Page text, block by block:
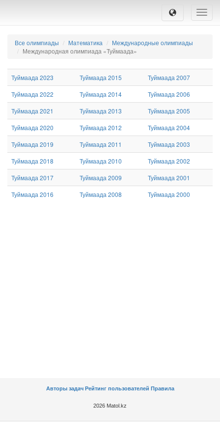
Toggle
Все олимпиады Математика
Международные олимпиады
Международная олимпиада «Туймаада»
Туймаада 2023 Туймаада 2015
Туймаада 2007
Туймаада 2022
Туймаада 2014
Туймаада 2006
Туймаада 2021
Туймаада 2013
Туймаада 2005
Туймаада 2020
Туймаада 2012
Туймаада 2004
Туймаада 2019
Туймаада 2011
Туймаада 2003
Туймаада 2018
Туймаада 2010
Туймаада 2002
Туймаада 2017
Туймаада 2009
Туймаада 2001
Туймаада 2016
Туймаада 2008 Туймаада 2000
Авторы задач Рейтинг пользователей Правила
2026 Matol.kz